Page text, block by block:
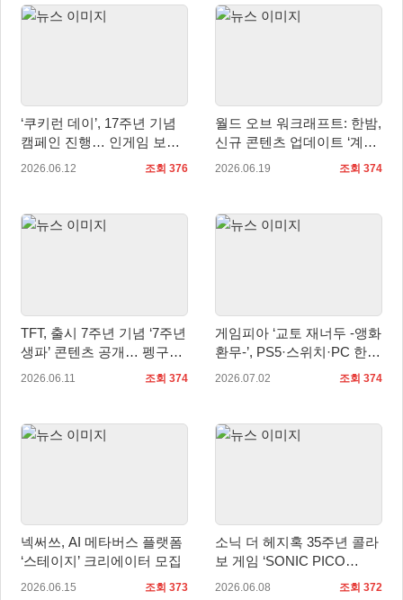
‘쿠키런 데이’, 17주년 기념
캠페인 진행… 인게임 보상
과 경품 이벤트 제공
2026.06.12 조회 376
월드 오브 워크래프트: 한밤,
신규 콘텐츠 업데이트 ‘계시’
적용!
2026.06.19 조회 374
TFT, 출시 7주년 기념 ‘7주년
생파’ 콘텐츠 공개… 펭구의
파티 돌아온다
2026.06.11 조회 374
게임피아 ‘교토 재너두 -앵화
환무-’, PS5·스위치·PC 한국
어판 예약판매… 7월 16일
2026.07.02 조회 374
넥써쓰, AI 메타버스 플랫폼
‘스테이지’ 크리에이터 모집
2026.06.15 조회 373
소닉 더 헤지혹 35주년 콜라
보 게임 ‘SONIC PICO
PARK’ 공개
2026.06.08 조회 372